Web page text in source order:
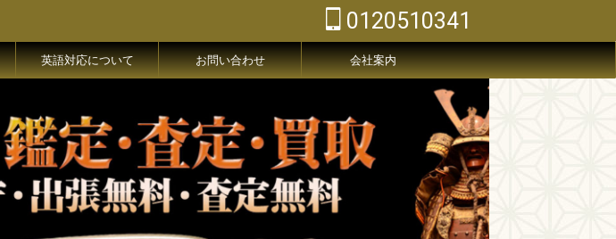
0120510341
英語対応について お問い合わせ 会社案内